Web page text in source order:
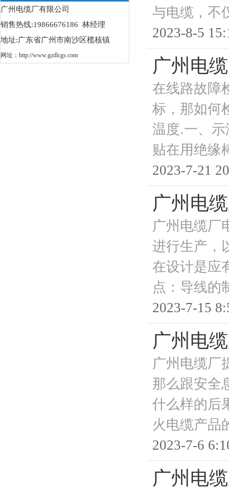
广州电缆厂有限公司
销售热线:19866676186 林经理
地址:广东省广州市南沙区榄核镇
网址： http://www.gzdlcgs.com
与电缆，不
2023-8-5
广州电
在线路故障
标，那如何
温度.一、
贴在用绝
2023-7-21
广州电
广州电缆厂
进行生产，
在设计是应
点：导线
2023-7-15
广州电
广州电缆厂
那么跟安全
什么样的
火电缆产
2023-7-6
广州电